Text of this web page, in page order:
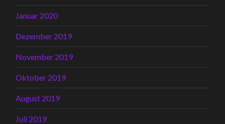
Januar 2020
Dezember 2019
November 2019
Oktober 2019
August 2019
Juli 2019